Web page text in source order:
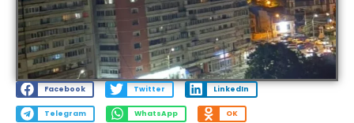
Facebook Twitter LinkedIn
Telegram WhatsApp OK